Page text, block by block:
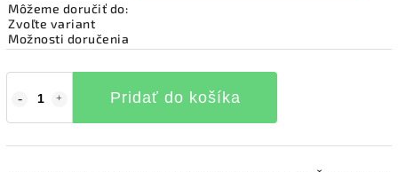
Môžeme doručiť do:
Zvoľte variant
Možnosti doručenia
Pridať do košíka